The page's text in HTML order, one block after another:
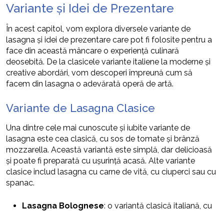
Variante și Idei de Prezentare
În acest capitol, vom explora diversele variante de
lasagna și idei de prezentare care pot fi folosite pentru a
face din această mâncare o experiență culinară
deosebită. De la clasicele variante italiene la moderne și
creative abordări, vom descoperi împreună cum să
facem din lasagna o adevărată operă de artă.
Variante de Lasagna Clasice
Una dintre cele mai cunoscute și iubite variante de
lasagna este cea clasică, cu sos de tomate și brânză
mozzarella. Această variantă este simplă, dar delicioasă
și poate fi preparată cu ușurință acasă. Alte variante
clasice includ lasagna cu carne de vită, cu ciuperci sau cu
spanac.
Lasagna Bolognese: o variantă clasică italiană, cu